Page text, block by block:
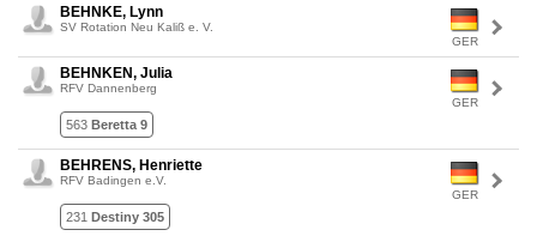
GER
BEHNKE, Lynn
SV Rotation Neu Kaliß e. V.
GER
BEHNKEN, Julia
RFV Dannenberg
563 Beretta 9
GER
BEHRENS, Henriette
RFV Badingen e.V.
231 Destiny 305